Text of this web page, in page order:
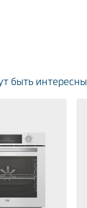
быть интересны